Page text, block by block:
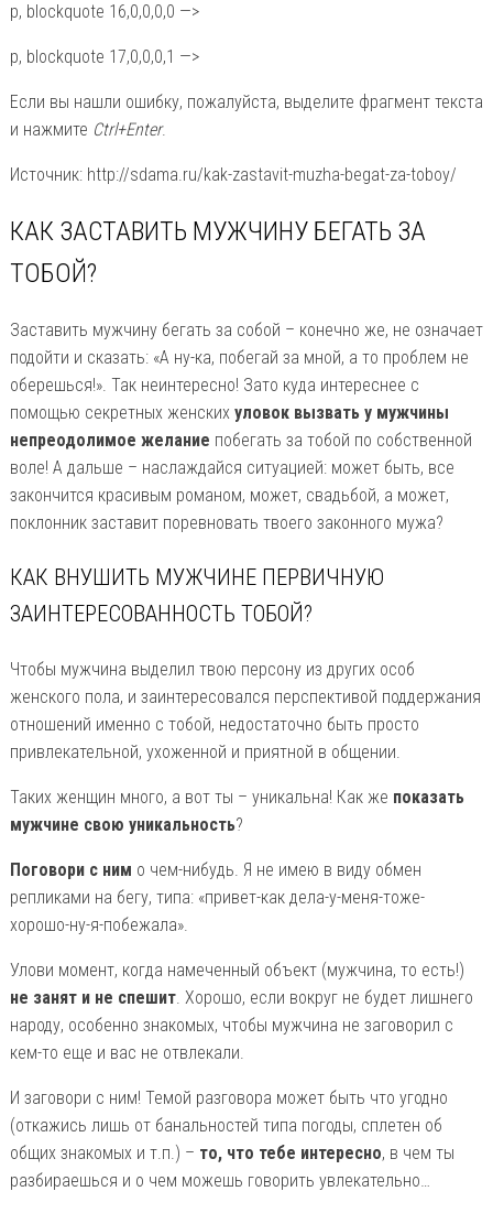
p, blockquote 16,0,0,0,0 —>
p, blockquote 17,0,0,0,1 —>
Если вы нашли ошибку, пожалуйста, выделите фрагмент текста
и нажмите Ctrl+Enter.
Источник: http://sdama.ru/kak-zastavit-muzha-begat-za-toboy/
КАК ЗАСТАВИТЬ МУЖЧИНУ БЕГАТЬ ЗА
ТОБОЙ?
Заставить мужчину бегать за собой – конечно же, не означает
подойти и сказать: «А ну-ка, побегай за мной, а то проблем не
оберешься!». Так неинтересно! Зато куда интереснее с
помощью секретных женских уловок вызвать у мужчины
непреодолимое желание побегать за тобой по собственной
воле! А дальше – наслаждайся ситуацией: может быть, все
закончится красивым романом, может, свадьбой, а может,
поклонник заставит поревновать твоего законного мужа?
КАК ВНУШИТЬ МУЖЧИНЕ ПЕРВИЧНУЮ
ЗАИНТЕРЕСОВАННОСТЬ ТОБОЙ?
Чтобы мужчина выделил твою персону из других особ
женского пола, и заинтересовался перспективой поддержания
отношений именно с тобой, недостаточно быть просто
привлекательной, ухоженной и приятной в общении.
Таких женщин много, а вот ты – уникальна! Как же показать
мужчине свою уникальность?
Поговори с ним о чем-нибудь. Я не имею в виду обмен
репликами на бегу, типа: «привет-как дела-у-меня-тоже-
хорошо-ну-я-побежала».
Улови момент, когда намеченный объект (мужчина, то есть!)
не занят и не спешит. Хорошо, если вокруг не будет лишнего
народу, особенно знакомых, чтобы мужчина не заговорил с
кем-то еще и вас не отвлекали.
И заговори с ним! Темой разговора может быть что угодно
(откажись лишь от банальностей типа погоды, сплетен об
общих знакомых и т.п.) – то, что тебе интересно, в чем ты
разбираешься и о чем можешь говорить увлекательно…